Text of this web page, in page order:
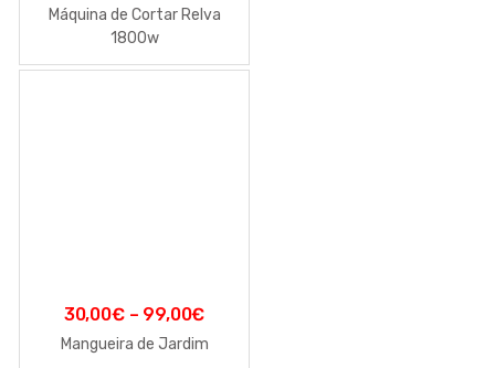
Máquina de Cortar Relva
1800w
30,00€– 99,00€
Mangueira de Jardim